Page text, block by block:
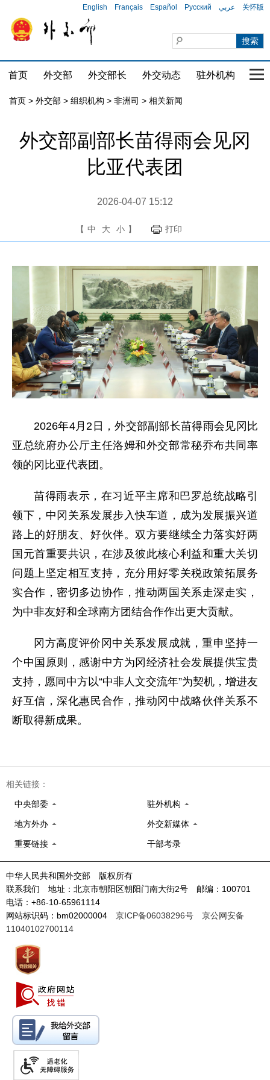
English Français Español Русский عربي 关怀版
首页 外交部 外交部长 外交动态 驻外机构 国
首页 > 外交部 > 组织机构 > 非洲司 > 相关新闻
外交部副部长苗得雨会见冈
比亚代表团
2026-04-07 15:12
【 中 大 小 】 打印
2026年4月2日，外交部副部长苗得雨会见冈比
亚总统府办公厅主任洛姆和外交部常秘乔布共同率
领的冈比亚代表团。
苗得雨表示，在习近平主席和巴罗总统战略引
领下，中冈关系发展步入快车道，成为发展振兴道
路上的好朋友、好伙伴。双方要继续全力落实好两
国元首重要共识，在涉及彼此核心利益和重大关切
问题上坚定相互支持，充分用好零关税政策拓展务
实合作，密切多边协作，推动两国关系走深走实，
为中非友好和全球南方团结合作作出更大贡献。
冈方高度评价冈中关系发展成就，重申坚持一
个中国原则，感谢中方为冈经济社会发展提供宝贵
支持，愿同中方以“中非人文交流年”为契机，增进友
好互信，深化惠民合作，推动冈中战略伙伴关系不
断取得新成果。
相关链接：
中央部委 驻外机构
地方外办 外交新媒体
重要链接 干部考录
中华人民共和国外交部 版权所有
联系我们 地址：北京市朝阳区朝阳门南大街2号 邮编：100701
电话：+86-10-65961114
网站标识码：bm02000004 京ICP备06038296号
京公网安备
11040102700114